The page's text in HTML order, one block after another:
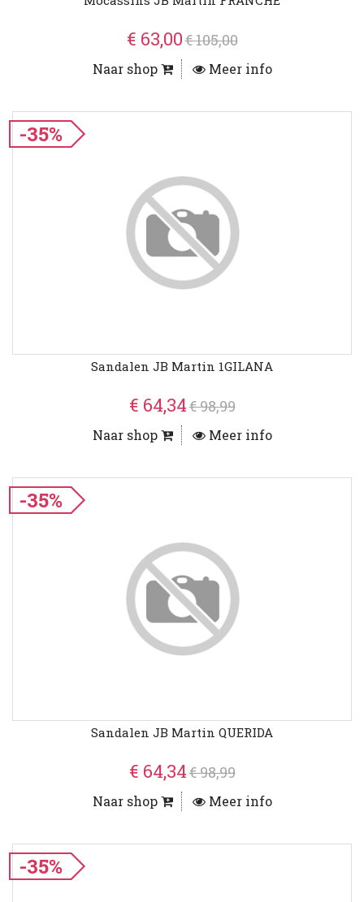
€ 63,00€ 105,00
Naar shop Meer info
-35%
Sandalen JB Martin 1GILANA
€ 64,34€ 98,99
Naar shop Meer info
-35%
Sandalen JB Martin QUERIDA
€ 64,34€ 98,99
Naar shop Meer info
-35%